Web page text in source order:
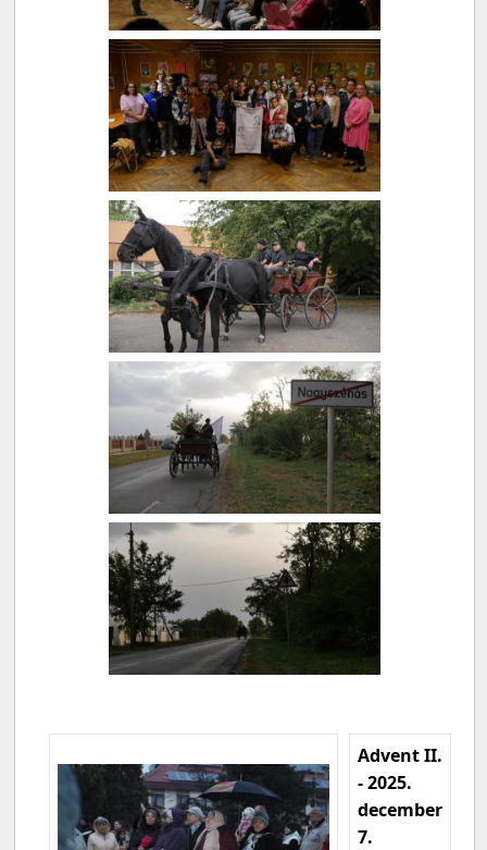
Advent II.
- 2025.
december
7.